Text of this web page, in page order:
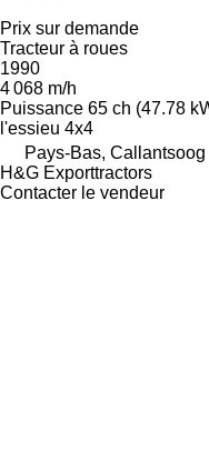
Prix sur demande
Tracteur à roues
1990
4 068 m/h
Puissance 65 ch (47.78
l'essieu 4x4
Pays-Bas, Callantsoog
H&G Exporttractors
Contacter le vendeur